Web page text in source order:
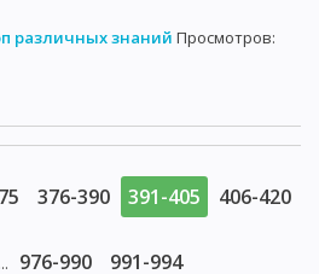
различных знаний Просмотров:
376-390 391-405 406-420
... 976-990 991-994